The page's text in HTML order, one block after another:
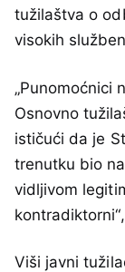
tužilaštva o
visokih
„Punomoćnici
Osnovno
ističući da je
trenutku bio
vidljivom
Viši javni